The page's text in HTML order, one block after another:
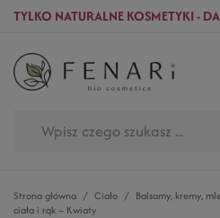
TYLKO NATURALNE KOSMETYKI -
Strona główna Ciało Balsamy, kremy,
ciała i rąk – Kwiaty